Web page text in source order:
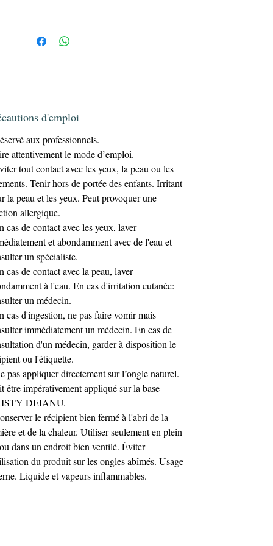
Pourquoi choisir notre Top Coat Jaune
✔ Formule professionnelle sans HEMA &
sans TPO
✔ Finition ultra brillante sans couche
collante
✔ Gain de temps en salon
Un indispensable pour les prothésistes
ongulaires recherchant untop coat coloré
professionnel clean et performant
Effet & Résultat
Le top coat jaune translucide :
Réchauffe instantanément les nudes
Apporte une touche solaire sur un blanc
Crée un effet estival tendance
Sublime les babyboomers et dégradés
Permet des effets “glaze” colorés
modernes
Il modifie subtilement la teinte sans
l’alourdir.
Caractéristiques techniques
Teinte : Jaune translucide
Finition : Ultra brillante
Texture : Fluide, auto-égalisante
No Wipe (sans résidu collant)
Sans HEMA
Sans TPO
Compatible : Gel UV, Acrygel, Semi-
permanent
d'emploi
aux professionnels.
attentivement le mode d’emploi.
tout contact avec les yeux, la peau ou les
Tenir hors de portée des enfants. Irritant
la peau et les yeux. Peut provoquer une
allergique.
cas de contact avec les yeux, laver
et abondamment avec de l'eau et
un spécialiste.
cas de contact avec la peau, laver
à l'eau. En cas d'irritation cutanée:
un médecin.
cas d'ingestion, ne pas faire vomir mais
immédiatement un médecin. En cas de
d'un médecin, garder à disposition le
ou l'étiquette.
pas appliquer directement sur l’ongle naturel.
être impérativement appliqué sur la base
DEIANU.
le récipient bien fermé à l'abri de la
et de la chaleur. Utiliser seulement en plein
dans un endroit bien ventilé. Éviter
du produit sur les ongles abîmés. Usage
Liquide et vapeurs inflammables.